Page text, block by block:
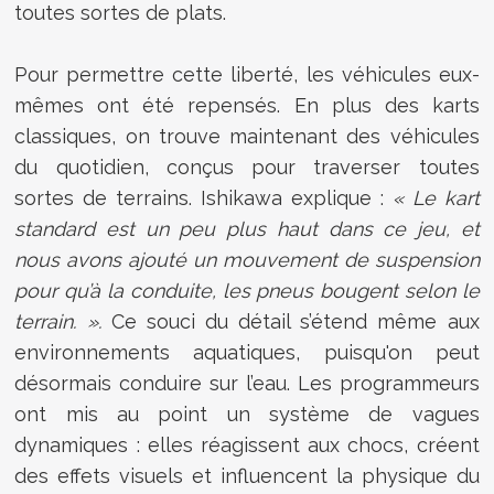
toutes sortes de plats.
Pour permettre cette liberté, les véhicules eux-
mêmes ont été repensés. En plus des karts
classiques, on trouve maintenant des véhicules
du quotidien, conçus pour traverser toutes
sortes de terrains. Ishikawa explique : « Le kart
standard est un peu plus haut dans ce jeu, et
nous avons ajouté un mouvement de suspension
pour qu’à la conduite, les pneus bougent selon le
terrain. ». Ce souci du détail s’étend même aux
environnements aquatiques, puisqu'on peut
désormais conduire sur l’eau. Les programmeurs
ont mis au point un système de vagues
dynamiques : elles réagissent aux chocs, créent
des effets visuels et influencent la physique du